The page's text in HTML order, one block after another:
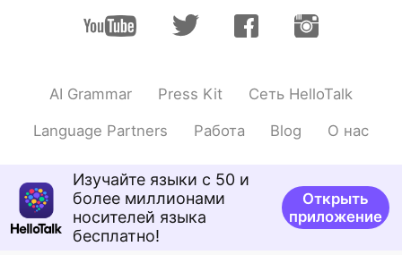
AI Grammar Press Kit Сеть HelloTalk
Language Partners Работа Blog О нас
Изучайте языки с 50 и
более миллионами
носителей языка
бесплатно!
Открыть
приложение